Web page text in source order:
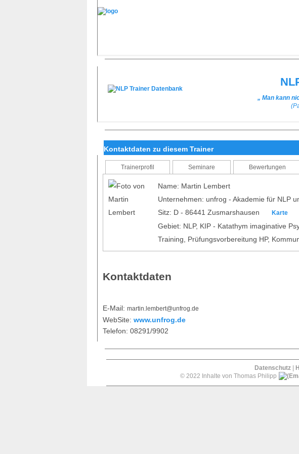
„ Man kann
Kontaktdaten zu diesem Trainer
Trainerprofil Seminare Bewertungen
Name: Martin Lembert
Unternehmen: unfrog - Akademie für NLP
Sitz: D - 86441 Zusmarshausen
Karte
Gebiet: NLP, KIP - Katathym imaginative
Training, Prüfungsvorbereitung HP,
Kontaktdaten
E-Mail: martin.lembert@unfrog.de
WebSite: www.unfrog.de
Telefon: 08291/9902
Datenschutz|
© 2022 Inhalte von Thomas Philipp